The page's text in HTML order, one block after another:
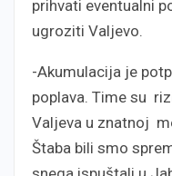
prihvati eventualni
ugroziti Valjevo.
-Akumulacija je
poplava. Time su
Valjeva u znatnoj
Štaba bili smo